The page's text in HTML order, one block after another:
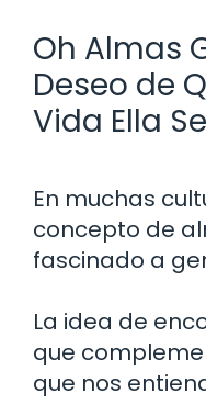
Oh Almas
Deseo de
Vida Ella
En muchas
concepto de
fascinado a
La idea de
que
que nos